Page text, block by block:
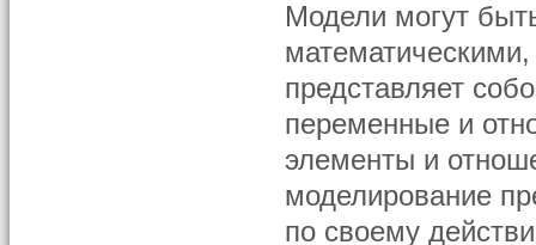
Модели могут
представляет
переменные и
элементы и
моделирование
по своему